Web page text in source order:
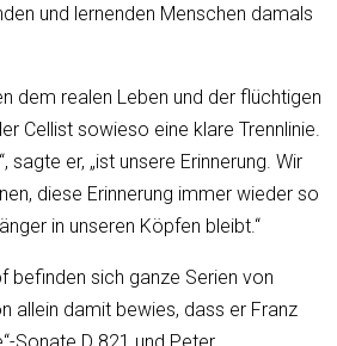
und lernenden Menschen damals
dem realen Leben und der flüchtigen
Cellist sowieso eine klare Trennlinie.
sagte er, „ist unsere Erinnerung. Wir
diese Erinnerung immer wieder so
in unseren Köpfen bleibt.“
befinden sich ganze Serien von
allein damit bewies, dass er Franz